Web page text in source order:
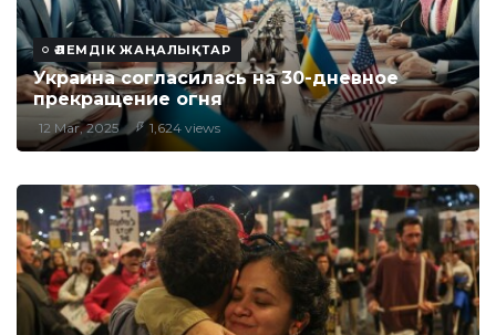
ӘЛЕМДІК ЖАҢАЛЫҚТАР
Украина согласилась на 30-дневное
прекращение огня
12 Mar, 2025 1,624 views